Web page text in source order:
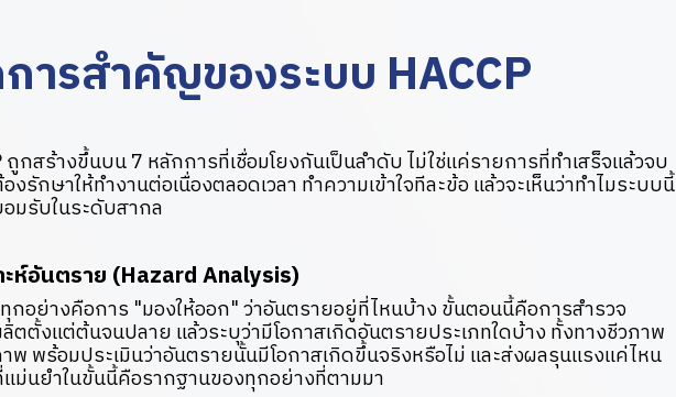
ารสำคัญของระบบ HACCP
ถูกสร้างขึ้นบน 7 หลักการที่เชื่อมโยงกันเป็นลำดับ ไม่ใช่แค่รายการที่ทำเสร็จแล้วจบ
รักษาให้ทำงานต่อเนื่องตลอดเวลา ทำความเข้าใจทีละข้อ แล้วจะเห็นว่าทำไมระบบนี้
มรับในระดับสากล
ะห์อันตราย (Hazard Analysis)
กอย่างคือการ "มองให้ออก" ว่าอันตรายอยู่ที่ไหนบ้าง ขั้นตอนนี้คือการสำรวจ
ตตั้งแต่ต้นจนปลาย แล้วระบุว่ามีโอกาสเกิดอันตรายประเภทใดบ้าง ทั้งทางชีวภาพ
พ พร้อมประเมินว่าอันตรายนั้นมีโอกาสเกิดขึ้นจริงหรือไม่ และส่งผลรุนแรงแค่ไหน
แม่นยำในขั้นนี้คือรากฐานของทุกอย่างที่ตามมา